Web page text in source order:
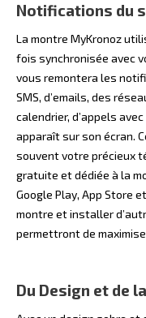
Notifications du
La montre MyKronoz
fois synchronisée avec
vous remontera les
SMS, d’emails, des
calendrier, d’appels
apparaît sur son écran.
souvent votre précieux
gratuite et dédiée à la
Google Play, App Store
montre et installer
permettront de
Du Design et de